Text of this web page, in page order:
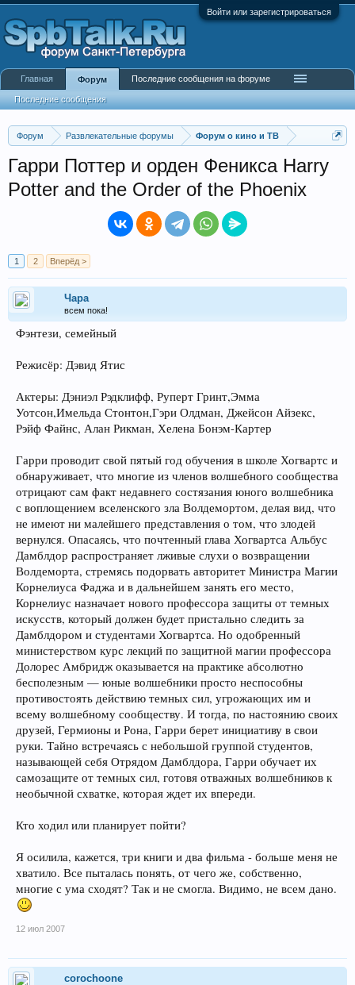
Войти или зарегистрироваться
Форум Развлекательные форумы Форум о кино и ТВ
Гарри Поттер и орден Феникса Harry
Potter and the Order of the Phoenix
1 2 Вперёд >
Чара
всем пока!
Фэнтези, семейный
Режисёр: Дэвид Ятис
Актеры: Дэниэл Рэдклифф, Руперт Гринт,Эмма
Уотсон,Имельда Стонтон,Гэри Олдман, Джейсон Айзекс,
Рэйф Файнс, Алан Рикман, Хелена Бонэм-Картер
Гарри проводит свой пятый год обучения в школе Хогвартс и
обнаруживает, что многие из членов волшебного сообщества
отрицают сам факт недавнего состязания юного волшебника
с воплощением вселенского зла Волдемортом, делая вид, что
не имеют ни малейшего представления о том, что злодей
вернулся. Опасаясь, что почтенный глава Хогвартса Альбус
Дамблдор распространяет лживые слухи о возвращении
Волдеморта, стремясь подорвать авторитет Министра Магии
Корнелиуса Фаджа и в дальнейшем занять его место,
Корнелиус назначает нового профессора защиты от темных
искусств, который должен будет пристально следить за
Дамблдором и студентами Хогвартса. Но одобренный
министерством курс лекций по защитной магии профессора
Долорес Амбридж оказывается на практике абсолютно
бесполезным — юные волшебники просто неспособны
противостоять действию темных сил, угрожающих им и
всему волшебному сообществу. И тогда, по настоянию своих
друзей, Гермионы и Рона, Гарри берет инициативу в свои
руки. Тайно встречаясь с небольшой группой студентов,
называющей себя Отрядом Дамблдора, Гарри обучает их
самозащите от темных сил, готовя отважных волшебников к
необычной схватке, которая ждет их впереди.
Кто ходил или планирует пойти?
Я осилила, кажется, три книги и два фильма - больше меня не
хватило. Все пыталась понять, от чего же, собственно,
многие с ума сходят? Так и не смогла. Видимо, не всем дано.
12 июл 2007
corochoone
Главная Форум
Последние сообщения
Последние сообщения на форуме